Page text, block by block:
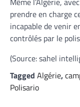
prendre en charge
incapable de venir
contrôlés par le
(Source: sahel
Tagged Algérie,
Polisario